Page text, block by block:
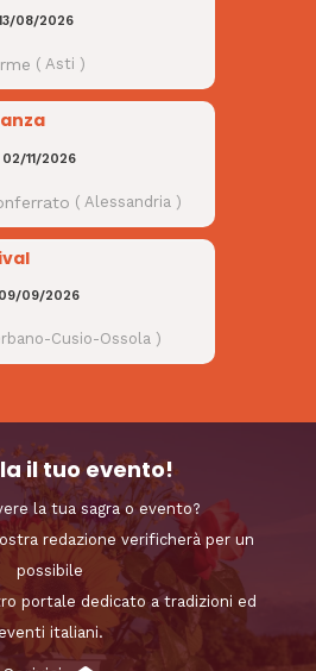
08/2026
( Asti )
02/11/2026
( Alessandria )
09/09/2026
Cusio-Ossola)
il tuo evento!
la tua sagra o evento?
redazione verificherà per un
possibile
portale dedicato a tradizioni ed
eventi italiani.